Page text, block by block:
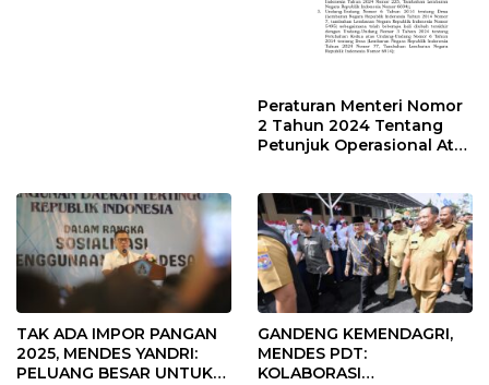
Peraturan Menteri Nomor
2 Tahun 2024 Tentang
Petunjuk Operasional Atas
TAK ADA IMPOR PANGAN
2025, MENDES YANDRI:
PELUANG BESAR UNTUK
GANDENG KEMENDAGRI,
MENDES PDT:
KOLABORASI